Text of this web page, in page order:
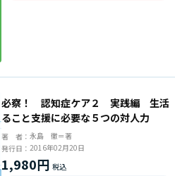
必察！ 認知症ケア２ 実践編 生活
ること支援に必要な５つの対人力
著 者： 永島 徹＝著
発行日： 2016年02月20日
1,980円